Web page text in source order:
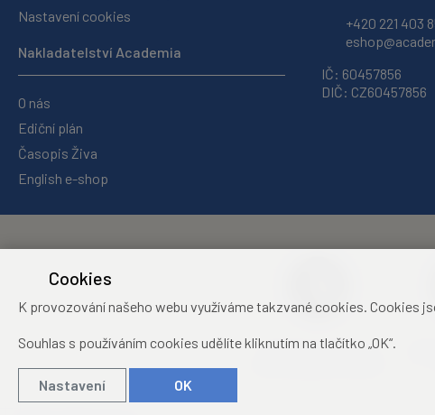
Nastavení cookies
Nakladatelství Academia
O nás
Ediční plán
Časopis Živa
English e-shop
+420 221 403
IČ: 60457856
DIČ: CZ60457856
Středisko společných
Cookies
K provozování našeho webu využíváme takzvané cookies. Cookies
Souhlas s používáním cookies udělíte kliknutím na tlačítko „OK“.
Nastavení OK